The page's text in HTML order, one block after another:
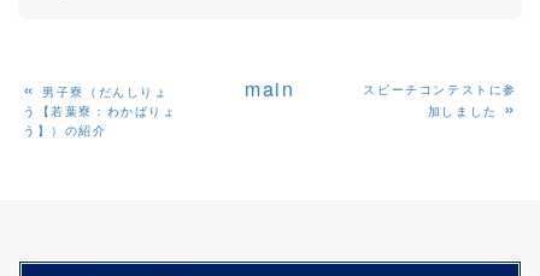
«
男子寮（だんしりょ
う【若葉寮：わかばりょ
う】）の紹介
main
スピーチコンテストに参
加しました
»